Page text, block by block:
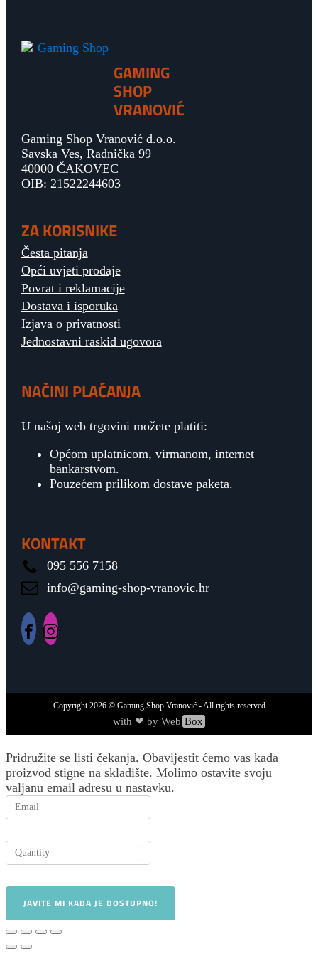
GAMING
SHOP
VRANOVIĆ
Gaming Shop Vranović d.o.o.
Savska Ves, Radnička 99
40000 ČAKOVEC
OIB: 21522244603
ZA KORISNIKE
Česta pitanja
Opći uvjeti prodaje
Povrat i reklamacije
Dostava i isporuka
Izjava o privatnosti
Jednostavni raskid ugovora
NAČINI PLAĆANJA
U našoj web trgovini možete platiti:
Općom uplatnicom, virmanom, internet
bankarstvom.
Pouzećem prilikom dostave paketa.
KONTAKT
095 556 7158
info@gaming-shop-vranovic.hr
Copyright2026© Gaming Shop Vranović - All rights reserved
with ❤ by Web Box
Pridružite se listi čekanja. Obavijestit ćemo vas kada
proizvod stigne na skladište. Molimo ostavite svoju
valjanu email adresu u nastavku.
JAVITE MI KADA JE DOSTUPNO!